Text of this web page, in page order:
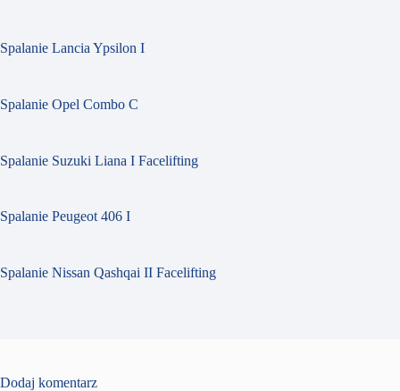
Spalanie Lancia Ypsilon I
Spalanie Opel Combo C
Spalanie Suzuki Liana I Facelifting
Spalanie Peugeot 406 I
Spalanie Nissan Qashqai II Facelifting
Dodaj komentarz